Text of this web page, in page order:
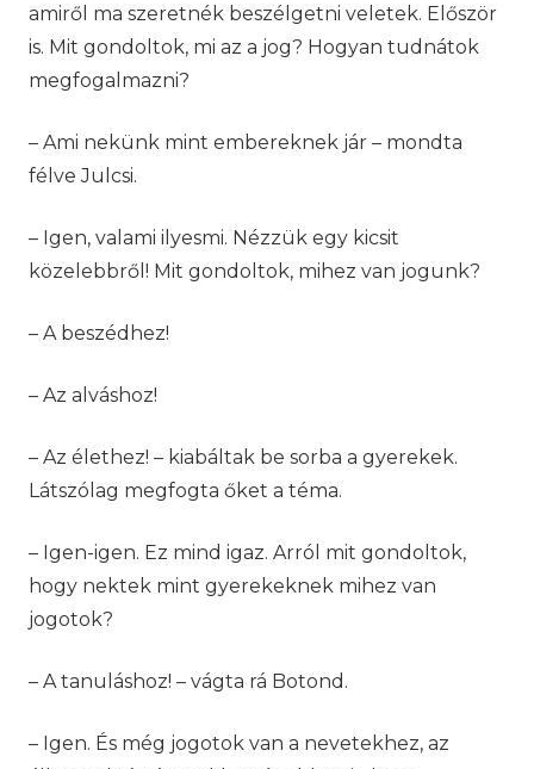
amiről ma szeretnék beszélgetni veletek. Először
is. Mit gondoltok, mi az a jog? Hogyan tudnátok
megfogalmazni?
– Ami nekünk mint embereknek jár – mondta
félve Julcsi.
– Igen, valami ilyesmi. Nézzük egy kicsit
közelebbről! Mit gondoltok, mihez van jogunk?
– A beszédhez!
– Az alváshoz!
– Az élethez! – kiabáltak be sorba a gyerekek.
Látszólag megfogta őket a téma.
– Igen-igen. Ez mind igaz. Arról mit gondoltok,
hogy nektek mint gyerekeknek mihez van
jogotok?
– A tanuláshoz! – vágta rá Botond.
– Igen. És még jogotok van a nevetekhez, az